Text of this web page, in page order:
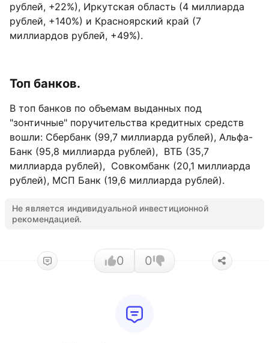
рублей, +22%), Иркутская область (4 миллиарда
рублей, +140%) и Красноярский край (7
миллиардов рублей, +49%).
Топ банков.
В топ банков по объемам выданных под
"зонтичные" поручительства кредитных средств
вошли: Сбербанк (99,7 миллиарда рублей), Альфа-
Банк (95,8 миллиарда рублей), ВТБ (35,7
миллиарда рублей), Совкомбанк (20,1 миллиарда
рублей), МСП Банк (19,6 миллиарда рублей).
Не является индивидуальной инвестиционной
рекомендацией.
0 0